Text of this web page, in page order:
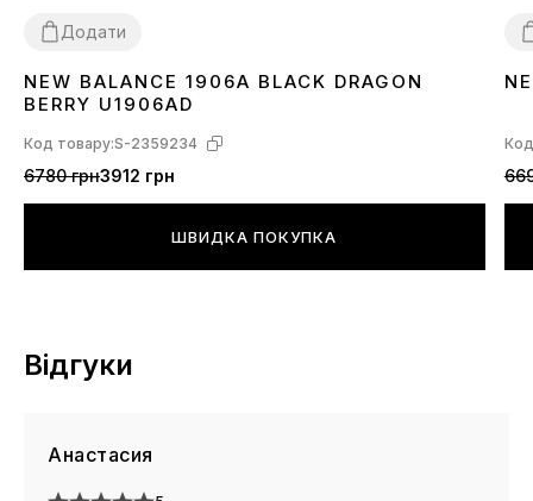
Додати
3637 3839404142 4344 45
NEW BALANCE 1906A BLACK DRAGON
BERRY U1906AD
Код товару:S-2359234
6780 грн3912 грн
ШВИДКА ПОКУПКА
Відгуки
Анастасия